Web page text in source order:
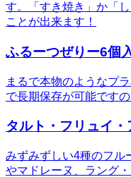
す。「すき焼き」か「
ことが出来ます！
ふるーつぜりー6個
まるで本物のようなプ
で長期保存が可能ですの
タルト・フリュイ・
みずみずしい4種のフル
やマドレーヌ、ラング